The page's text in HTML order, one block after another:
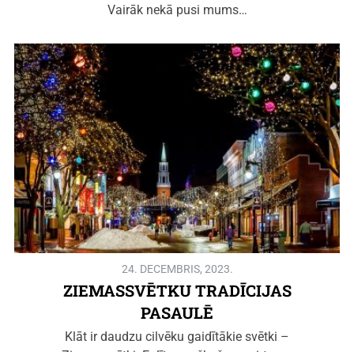
Vairāk nekā pusi mums…
24. DECEMBRIS, 2023.
ZIEMASSVĒTKU TRADĪCIJAS
PASAULĒ
Klāt ir daudzu cilvēku gaidītākie svētki –